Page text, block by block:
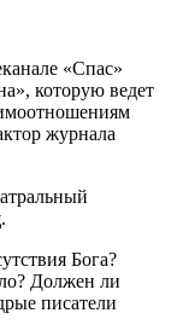
«Спас»
которую ведет
журнала
.
Бога?
Должен ли
писатели